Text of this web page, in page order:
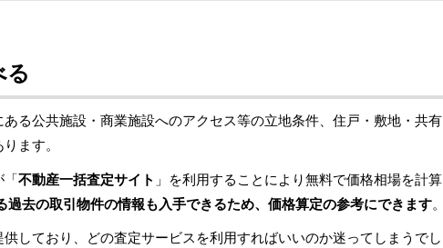
る公共施設・商業施設へのアクセス等の立地条件、住戸・敷地・共有
ます。
「不動産一括査定サイト 」を利用することにより無料で価格相場を計算
過去の取引物件の情報も入手できるため、価格算定の参考にできます。
しており、どの査定サービスを利用すればいいのか迷ってしまうでし